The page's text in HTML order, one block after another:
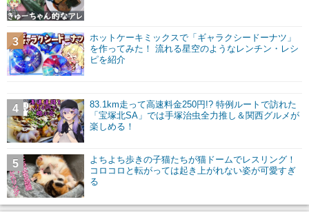
ホットケーキミックスで「ギャラクシードーナツ」
を作ってみた！ 流れる星空のようなレンチン・レシ
ピを紹介
3
83.1km走って高速料金250円!? 特例ルートで訪れた
「宝塚北SA」では手塚治虫全力推し＆関西グルメが
楽しめる！
4
よちよち歩きの子猫たちが猫ドームでレスリング！
コロコロと転がっては起き上がれない姿が可愛すぎ
る
5